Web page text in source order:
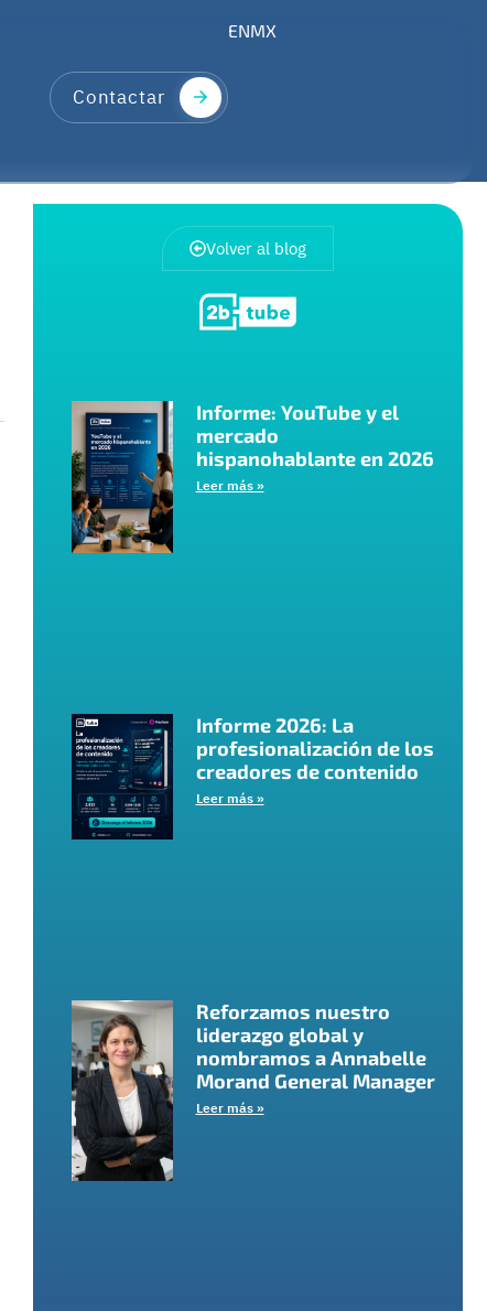
Contactar
ENMX
Volver al blog
Informe: YouTube y el
mercado
hispanohablante en 2026
Leer más »
Informe 2026: La
profesionalización de los
creadores de contenido
Leer más »
Reforzamos nuestro
liderazgo global y
nombramos a Annabelle
Morand General Manager
Leer más »